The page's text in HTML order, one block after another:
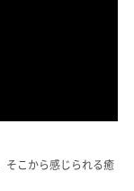
そこから感じられる癒